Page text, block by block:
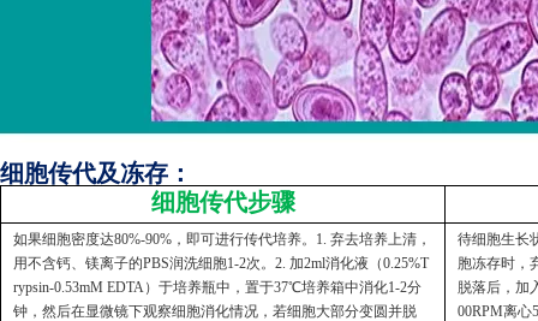
细胞传代及冻存：
细胞传代步骤
如果细胞密度达80%-90%，即可进行传代培养。1. 弃去培养上清，
用不含钙、镁离子的PBS润洗细胞1-2次。2. 加2ml消化液（0.25%T
rypsin-0.53mM EDTA）于培养瓶中，置于37℃培养箱中消化1-2分
钟，然后在显微镜下观察细胞消化情况，若细胞大部分变圆并脱
待细胞生长
胞冻存时，
脱落后，加
00RPM离心